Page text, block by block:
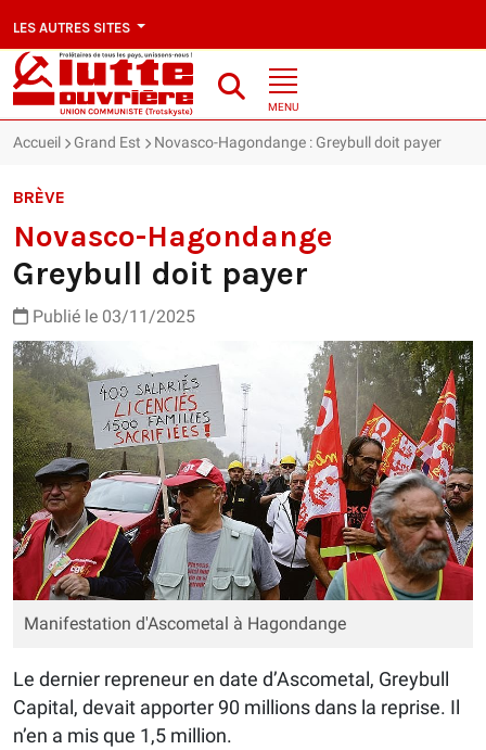
LES AUTRES SITES
MENU
Accueil Grand Est Novasco-Hagondange : Greybull doit payer
BRÈVE
Novasco-Hagondange
Greybull doit payer
Publié le 03/11/2025
Manifestation d'Ascometal à Hagondange
Le dernier repreneur en date d’Ascometal, Greybull
Capital, devait apporter 90 millions dans la reprise. Il
n’en a mis que 1,5 million.